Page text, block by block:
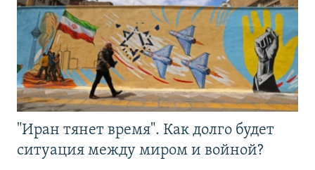
"Иран тянет время". Как долго будет
ситуация между миром и войной?